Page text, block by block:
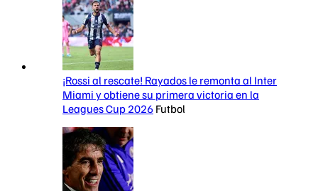
¡Rossi al rescate! Rayados le remonta al Inter
Miami y obtiene su primera victoria en la
Leagues Cup 2026 Futbol